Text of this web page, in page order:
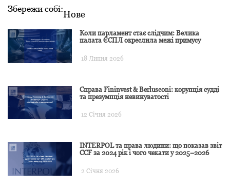
Збережи собі:Нове
Коли парламент стає слідчим: Велика
палата ЄСПЛ окреслила межі примусу
18 Липня 2026
Справа Fininvest & Berlusconi: корупція судді
та презумпція невинуватості
12 Січня 2026
INTERPOL та права людини: що показав звіт
CCF за 2024 рік і чого чекати у 2025–2026
2 Січня 2026